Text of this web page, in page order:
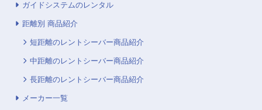
ガイドシステムのレンタル
距離別 商品紹介
短距離のレントシーバー商品紹介
中距離のレントシーバー商品紹介
長距離のレントシーバー商品紹介
メーカー一覧